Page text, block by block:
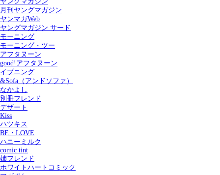
月刊ヤングマガジン
ヤンマガWeb
ヤングマガジン サード
モーニング
モーニング・ツー
アフタヌーン
good!アフタヌーン
イブニング
&Sofa（アンドソファ）
なかよし
別冊フレンド
デザート
Kiss
ハツキス
BE・LOVE
ハニーミルク
comic tint
姉フレンド
ホワイトハートコミック